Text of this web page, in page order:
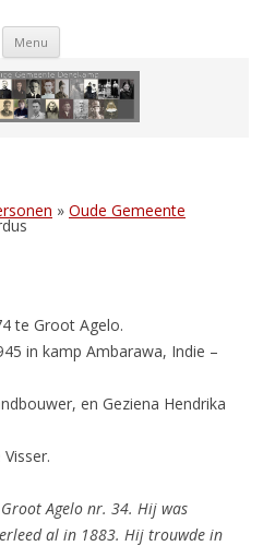
Menu Skip
» Oude Gemeente
te Groot Agelo.
in kamp Ambarawa, Indie –
en Geziena Hendrika
Agelo nr. 34. Hij was
al in 1883. Hij trouwde in